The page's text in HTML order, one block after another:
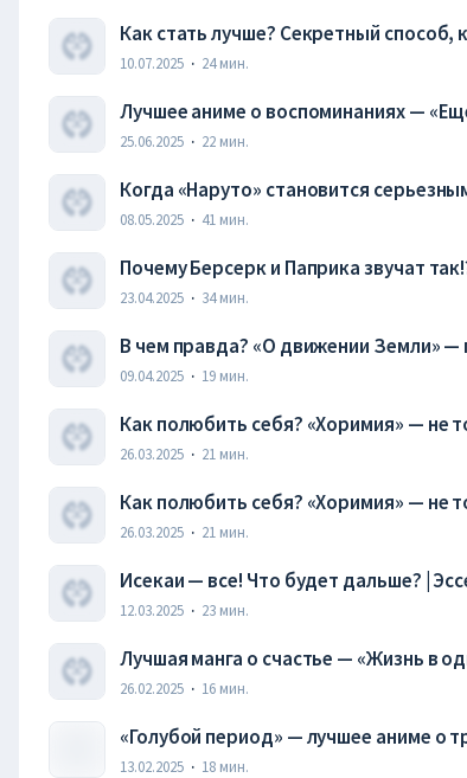
Как стать лучше? Секретный способ,
Бродяга, Евангелион
10.07.2025 · 24 мин.
Лучшее аниме о воспоминаниях —
25.06.2025 · 22 мин.
Когда «Наруто» становится
08.05.2025 · 41 мин.
Почему Берсерк и Паприка звучат
23.04.2025 · 34 мин.
В чем правда? «О движении Земли» —
09.04.2025 · 19 мин.
Как полюбить себя? «Хоримия» — не
26.03.2025 · 21 мин.
Как полюбить себя? «Хоримия» — не
26.03.2025 · 21 мин.
Исекаи — все! Что будет дальше? |
12.03.2025 · 23 мин.
Лучшая манга о счастье — «Жизнь в
26.02.2025 · 16 мин.
«Голубой период» — лучшее аниме о
13.02.2025 · 18 мин.